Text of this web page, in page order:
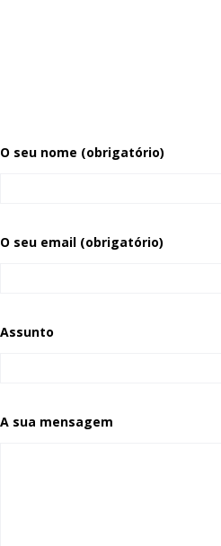
O seu nome (obrigatório)
O seu email (obrigatório)
Assunto
A sua mensagem